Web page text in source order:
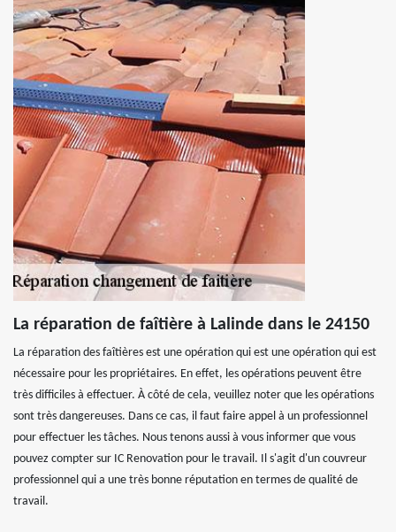
La réparation de faîtière à Lalinde dans le 24150
La réparation des faîtières est une opération qui est une opération qui est
nécessaire pour les propriétaires. En effet, les opérations peuvent être
très difficiles à effectuer. À côté de cela, veuillez noter que les opérations
sont très dangereuses. Dans ce cas, il faut faire appel à un professionnel
pour effectuer les tâches. Nous tenons aussi à vous informer que vous
pouvez compter sur IC Renovation pour le travail. Il s'agit d'un couvreur
professionnel qui a une très bonne réputation en termes de qualité de
travail.